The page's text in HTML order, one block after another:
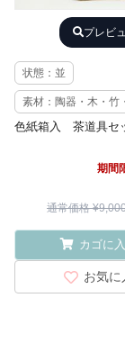
プレビ
状態：並
素材：陶器・木・竹
色紙箱入 茶道具セ
期間
通常価格
カゴに
お気に